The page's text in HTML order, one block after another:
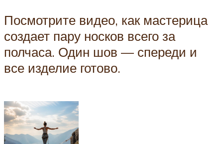
Посмотрите видео, как мастерица
создает пару носков всего за
полчаса. Один шов — спереди и
все изделие готово.